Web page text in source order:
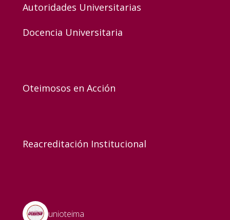
Autoridades Universitarias
Docencia Universitaria
Oteimosos en Acción
Reacreditación Institucional
unioteima